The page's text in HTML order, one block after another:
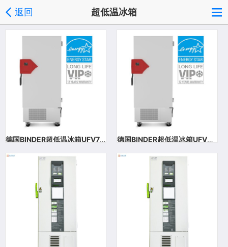
返回 超低温冰箱
德国BINDER超低温冰箱UFV700 德国BINDER超低温冰箱UFV500